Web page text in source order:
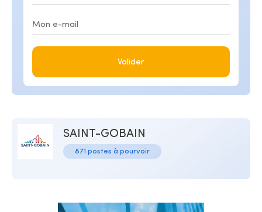
Valider
SAINT-GOBAIN
871 postes à pourvoir